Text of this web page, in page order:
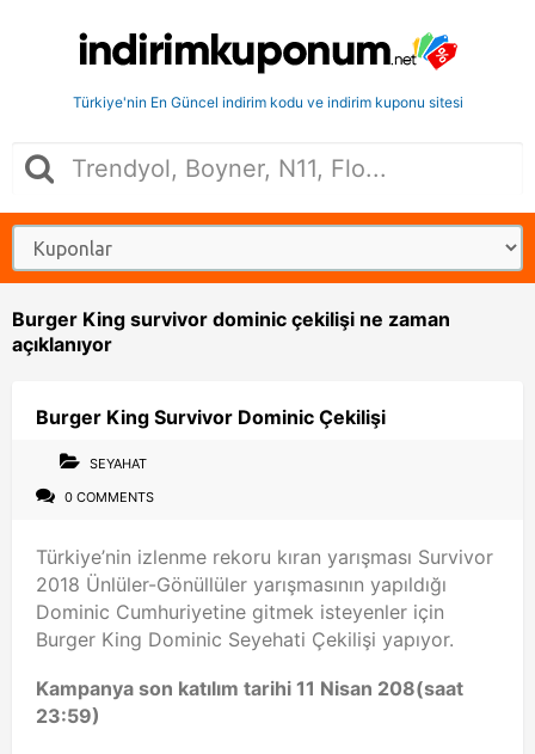
Türkiye'nin En Güncel indirim kodu ve indirim kuponu sitesi
Burger King survivor dominic çekilişi ne zaman
açıklanıyor
Burger King Survivor Dominic Çekilişi
SEYAHAT
0 COMMENTS
Türkiye’nin izlenme rekoru kıran yarışması Survivor
2018 Ünlüler-Gönüllüler yarışmasının yapıldığı
Dominic Cumhuriyetine gitmek isteyenler için
Burger King Dominic Seyehati Çekilişi yapıyor.
Kampanya son katılım tarihi 11 Nisan 208(saat
23:59)